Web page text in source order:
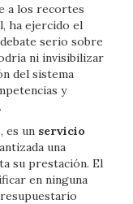
a los recortes
ha ejercido el
serio sobre
ni invisibilizar
del sistema
y
es un servicio
una
su prestación. El
en ninguna